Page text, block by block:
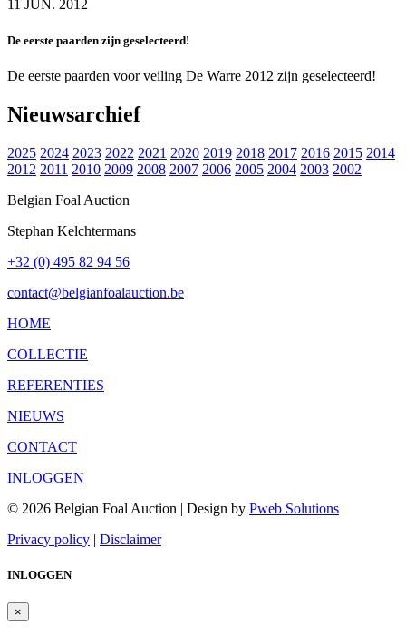
11 JUN. 2012
De eerste paarden zijn geselecteerd!
De eerste paarden voor veiling De Warre 2012 zijn geselecteerd!
Nieuwsarchief
2025 2024 2023 2022 2021 2020 2019 2018 2017 2016 2015 2014
2012 2011 2010 2009 2008 2007 2006 2005 2004 2003 2002
Belgian Foal Auction
Stephan Kelchtermans
+32 (0) 495 82 94 56
contact@belgianfoalauction.be
HOME
COLLECTIE
REFERENTIES
NIEUWS
CONTACT
INLOGGEN
© 2026 Belgian Foal Auction | Design by Pweb Solutions
Privacy policy | Disclaimer
INLOGGEN
×